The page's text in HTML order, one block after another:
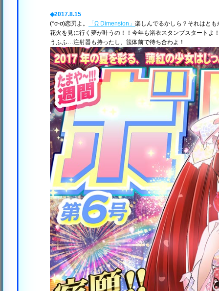
◆2017.8.15
(*σ-σ)恋刃よ。
「Ω Dimension」 楽しんでるかしら？それはと
花火を見に行く夢が叶うの！！今年も浴衣スタンプスタートよ
うふふ…注射器も持ったし、筺体前で待ち合わよ！